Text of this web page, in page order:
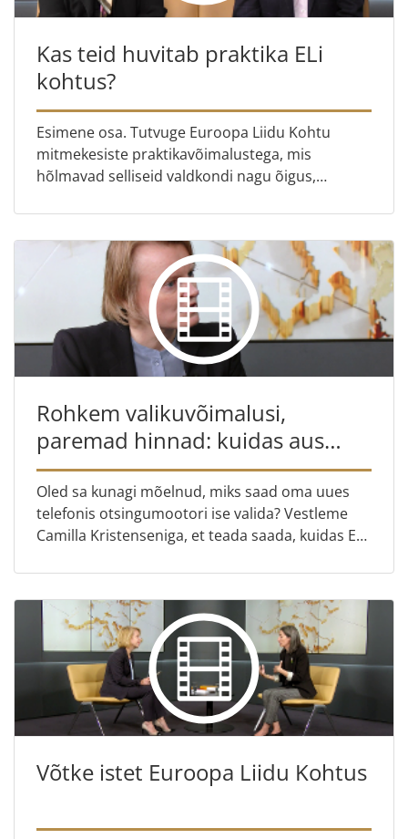
Kas teid huvitab praktika ELi
kohtus?
Esimene osa. Tutvuge Euroopa Liidu Kohtu
mitmekesiste praktikavõimalustega, mis
hõlmavad selliseid valdkondi nagu õigus,
personalihaldus, raamatukoguteenused,
tõlkimi...
Rohkem valikuvõimalusi,
paremad hinnad: kuidas aus
konkurents tarbijatele kasuks
tuleb?
Oled sa kunagi mõelnud, miks saad oma uues
telefonis otsingumootori ise valida? Vestleme
Camilla Kristenseniga, et teada saada, kuidas ELi
kohtuotsused tagavad tu...
Võtke istet Euroopa Liidu Kohtus